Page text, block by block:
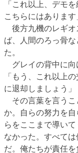
「これ以上、デモ
こちらにはあります
後方九機のレギオ
ば、人間のろっ骨
た。
グレイの背中に向
「もう、これ以上
に退却しましょう」
その言葉を言うこ
か。自らの努力を
らをここまで導い
なかった。すべて
だ。俺たちが責任を